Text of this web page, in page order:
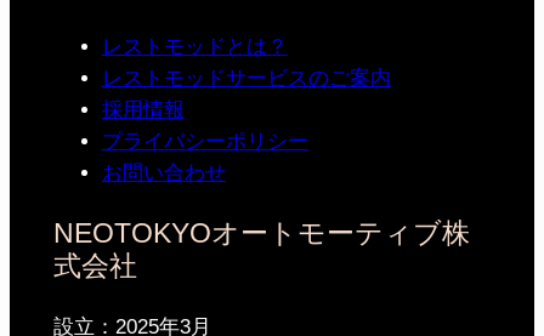
レストモッドとは？
レストモッドサービスのご案内
採用情報
プライバシーポリシー
お問い合わせ
NEOTOKYOオートモーティブ株
式会社
設立：2025年3月